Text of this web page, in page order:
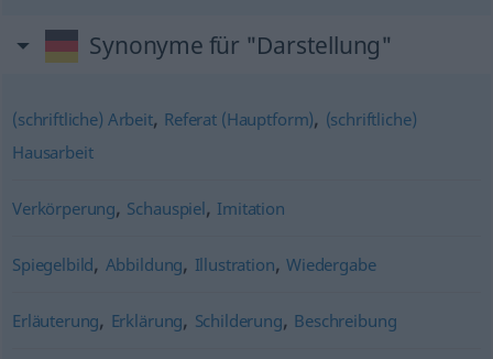
Synonyme für "Darstellung"
(schriftliche) Arbeit, Referat (Hauptform), (schriftliche)
Hausarbeit
Verkörperung, Schauspiel, Imitation
Spiegelbild, Abbildung, Illustration,Wiedergabe
Erläuterung, Erklärung, Schilderung, Beschreibung